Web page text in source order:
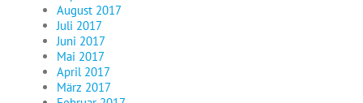
August 2017
Juli 2017
Juni 2017
Mai 2017
April 2017
März 2017